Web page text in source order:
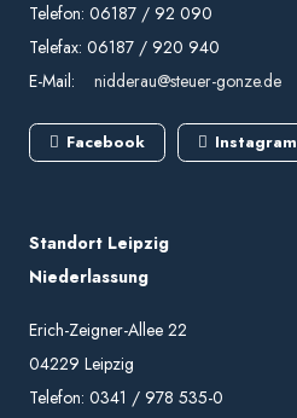
Telefon: 06187 / 92 090
Telefax: 06187 / 920 940
E-Mail: nidderau@steuer-gonze.de
Facebook Instagram
Standort Leipzig
Niederlassung
Erich-Zeigner-Allee 22
04229 Leipzig
Telefon: 0341 / 978 535-0